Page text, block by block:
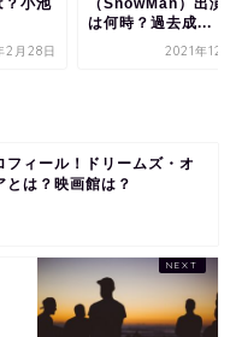
？小池
2月28日
（SnowMan）出演
は何時？過去成...
2021年12
フィール！ドリームズ・オ
とは？映画館は？